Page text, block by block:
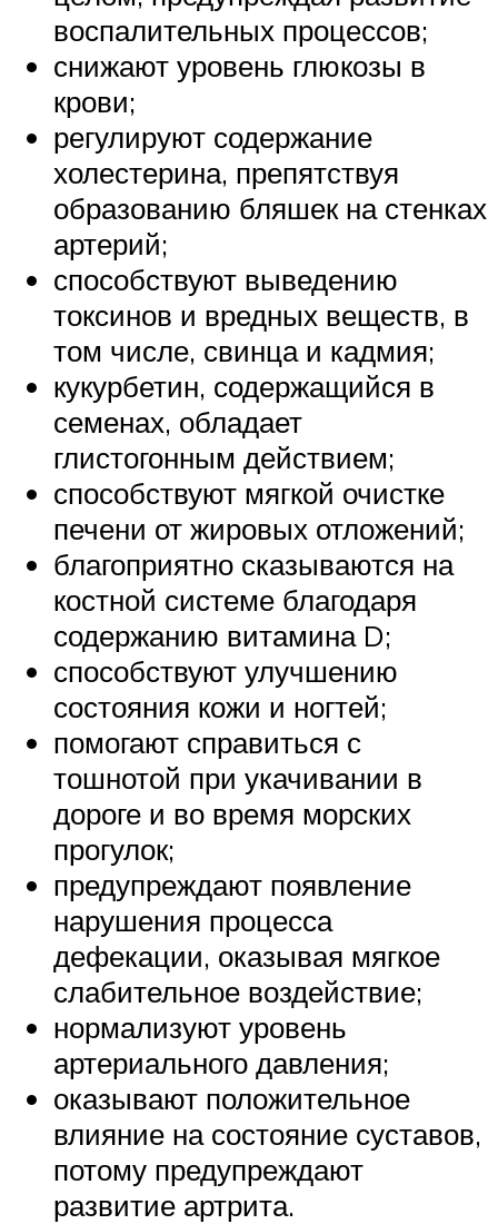
воспалительных процессов;
снижают уровень глюкозы в
крови;
регулируют содержание
холестерина, препятствуя
образованию бляшек на стенках
артерий;
способствуют выведению
токсинов и вредных веществ, в
том числе, свинца и кадмия;
кукурбетин, содержащийся в
семенах, обладает
глистогонным действием;
способствуют мягкой очистке
печени от жировых отложений;
благоприятно сказываются на
костной системе благодаря
содержанию витамина D;
способствуют улучшению
состояния кожи и ногтей;
помогают справиться с
тошнотой при укачивании в
дороге и во время морских
прогулок;
предупреждают появление
нарушения процесса
дефекации, оказывая мягкое
слабительное воздействие;
нормализуют уровень
артериального давления;
оказывают положительное
влияние на состояние суставов,
потому предупреждают
развитие артрита.